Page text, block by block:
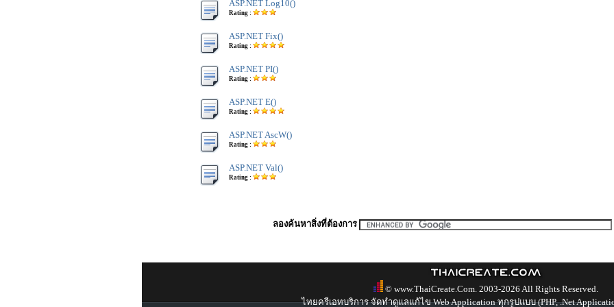
ASP.NET Log10()
Rating :
ASP.NET Fix()
Rating :
ASP.NET PI()
Rating :
ASP.NET E()
Rating :
ASP.NET AscW()
Rating :
ASP.NET Val()
Rating :
ลองค้นหาสิ่งที่ต้องการ
© www.ThaiCreate.Com. 2003-2026 All Rights Reserved.
ไทยครีเอทบริการ จัดทำดูแลแก้ไข Web Application ทุกรูปแบบ (PHP, .Net